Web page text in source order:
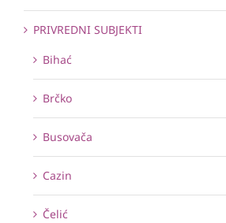
PRIVREDNI SUBJEKTI
Bihać
Brčko
Busovača
Cazin
Čelić